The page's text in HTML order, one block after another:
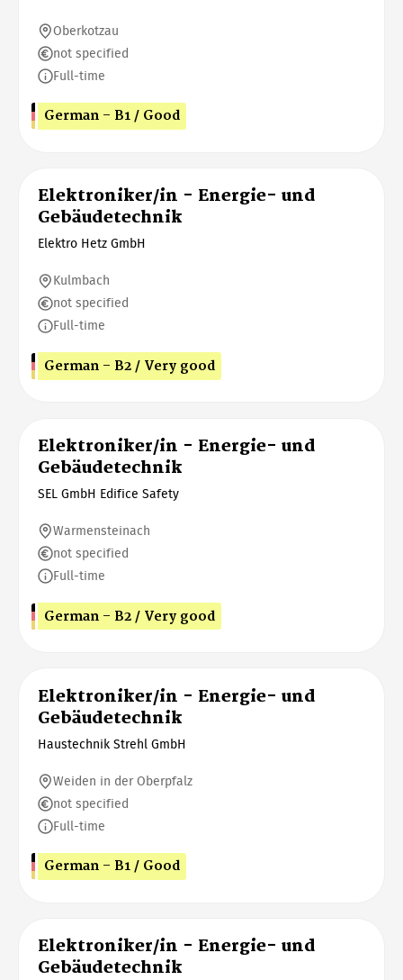
Oberkotzau
not specified
Full-time
German - B1 / Good
Elektroniker/in - Energie- und
Gebäudetechnik
Elektro Hetz GmbH
Kulmbach
not specified
Full-time
German - B2 / Very good
Elektroniker/in - Energie- und
Gebäudetechnik
SEL GmbH Edifice Safety
Warmensteinach
not specified
Full-time
German - B2 / Very good
Elektroniker/in - Energie- und
Gebäudetechnik
Haustechnik Strehl GmbH
Weiden in der Oberpfalz
not specified
Full-time
German - B1 / Good
Elektroniker/in - Energie- und
Gebäudetechnik